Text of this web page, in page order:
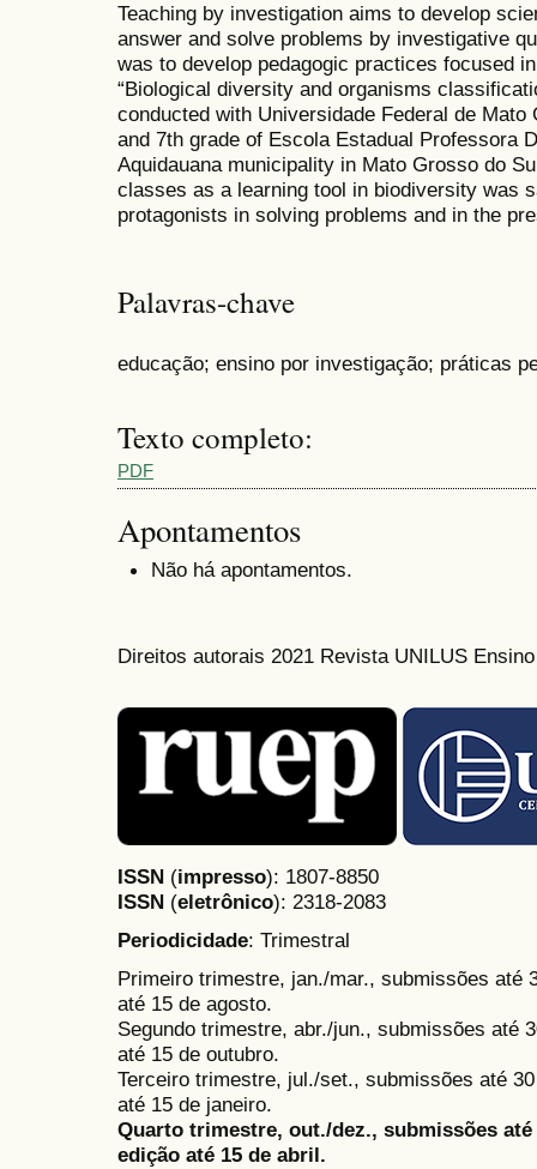
Teaching by investigation aims to develop
answer and solve problems by investigative
was to develop pedagogic practices focused
“Biological diversity and organisms
conducted with Universidade Federal de
and 7th grade of Escola Estadual Professora
Aquidauana municipality in Mato Grosso do
classes as a learning tool in biodiversity was
protagonists in solving problems and in the
Palavras-chave
educação; ensino por investigação; práticas
Texto completo:
PDF
Apontamentos
Não há apontamentos.
Direitos autorais 2021 Revista UNILUS
ISSN (impresso): 1807-8850
ISSN (eletrônico): 2318-2083
Periodicidade: Trimestral
Primeiro trimestre, jan./mar., submissões até
até 15 de agosto.
Segundo trimestre, abr./jun., submissões até
até 15 de outubro.
Terceiro trimestre, jul./set., submissões até
até 15 de janeiro.
Quarto trimestre, out./dez., submissões
edição até 15 de abril.